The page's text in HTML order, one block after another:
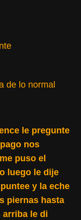
de lo normal
le pregunte
nos
puso el
luego le dije
y la eche
piernas hasta
arriba le di